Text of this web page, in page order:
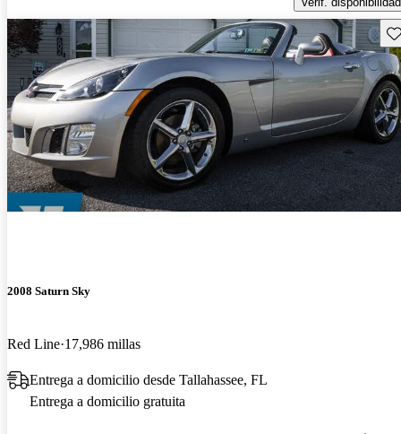
2008 Saturn Sky
Red Line 17,986 millas
Entrega a domicilio desde Tallahassee, FL
Entrega a domicilio gratuita